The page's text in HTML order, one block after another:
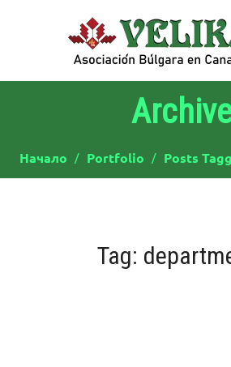
Начало Portfolio Posts
Tag: